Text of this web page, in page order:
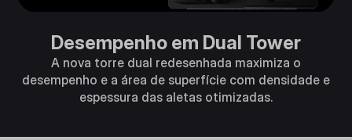
Desempenho em Dual Tower
A nova torre dual redesenhada maximiza o
desempenho e a área de superfície com densidade e
espessura das aletas otimizadas.